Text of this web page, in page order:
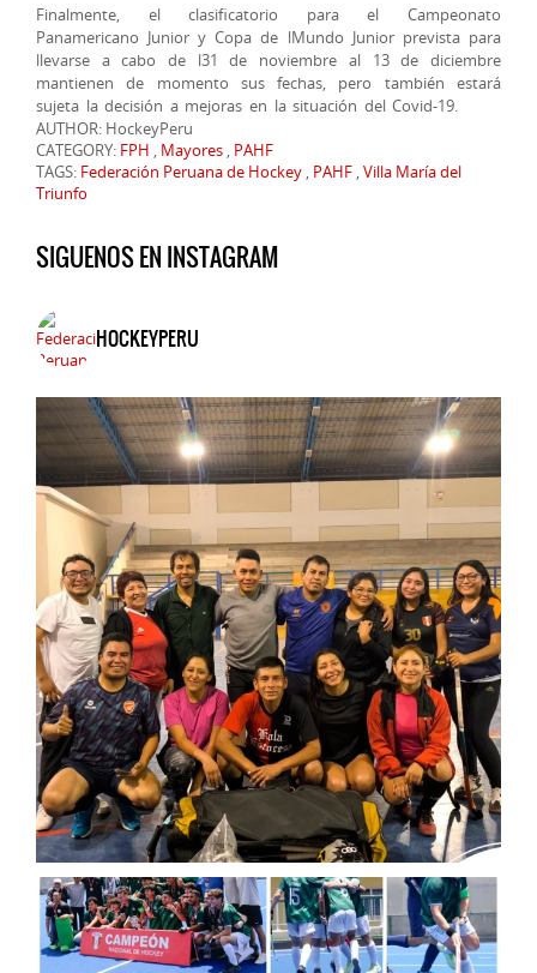
Finalmente, el clasificatorio para el Campeonato
Panamericano Junior y Copa de lMundo Junior prevista para
llevarse a cabo de l31 de noviembre al 13 de diciembre
mantienen de momento sus fechas, pero también estará
sujeta la decisión a mejoras en la situación del Covid-19.
AUTHOR: HockeyPeru
CATEGORY: FPH , Mayores , PAHF
TAGS: Federación Peruana de Hockey , PAHF ,Villa María del
Triunfo
SIGUENOS EN INSTAGRAM
HOCKEYPERU